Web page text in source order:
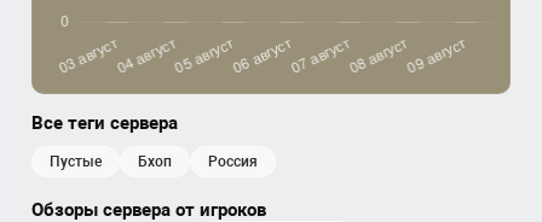
Все теги сервера
пустые бхоп россия
Обзоры сервера от игроков